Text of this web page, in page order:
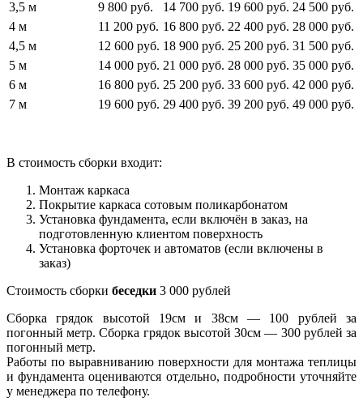
3,5 м 9 800 руб. 14 700 руб. 19 600 руб. 24 500 руб.
4 м
11 200 руб. 16 800 руб. 22 400 руб. 28 000 руб.
4,5 м
12 600 руб. 18 900 руб. 25 200 руб. 31 500 руб.
5 м
14 000 руб. 21 000 руб. 28 000 руб. 35 000 руб.
6 м
16 800 руб. 25 200 руб. 33 600 руб. 42 000 руб.
7 м
19 600 руб. 29 400 руб. 39 200 руб. 49 000 руб.
В стоимость сборки входит:
Монтаж каркаса
Покрытие каркаса сотовым поликарбонатом
Установка фундамента, если включён в заказ, на
подготовленную клиентом поверхность
Установка форточек и автоматов (если включены в
заказ)
Стоимость сборки беседки 3 000 рублей
Сборка грядок высотой 19см и 38см — 100 рублей за
погонный метр. Сборка грядок высотой 30см — 300 рублей за
погонный метр.
Работы по выравниванию поверхности для монтажа теплицы
и фундамента оцениваются отдельно, подробности уточняйте
у менеджера по телефону.